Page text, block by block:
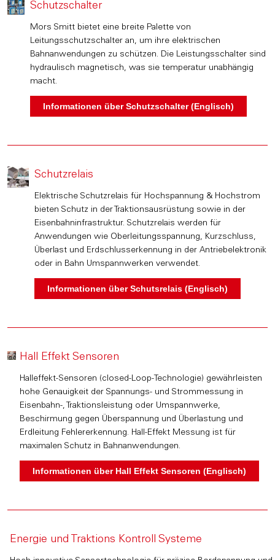
Schutzschalter
Mors Smitt bietet eine breite Palette von
Leitungsschutzschalter an, um ihre elektrischen
Bahnanwendungen zu schützen. Die Leistungsschalter sind
hydraulisch magnetisch, was sie temperatur unabhängig
macht.
Schutzrelais
Elektrische Schutzrelais für Hochspannung & Hochstrom
bieten Schutz in der Traktionsausrüstung sowie in der
Eisenbahninfrastruktur. Schutzrelais werden für
Anwendungen wie Oberleitungsspannung, Kurzschluss,
Überlast und Erdschlusserkennung in der Antriebelektronik
oder in Bahn Umspannwerken verwendet.
Hall Effekt Sensoren
Halleffekt-Sensoren (closed-Loop-Technologie) gewährleisten
hohe Genauigkeit der Spannungs- und Strommessung in
Eisenbahn-, Traktionsleistung oder Umspannwerke,
Beschirmung gegen Überspannung und Überlastung und
Erdleitung Fehlererkennung. Hall-Effekt Messung ist für
maximalen Schutz in Bahnanwendungen.
Energie und Traktions Kontroll Systeme